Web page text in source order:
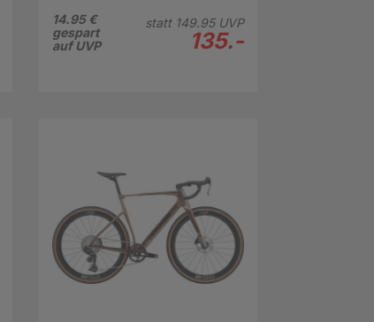
14.95 €
gespart
auf UVP
statt 149.95UVP
135.-